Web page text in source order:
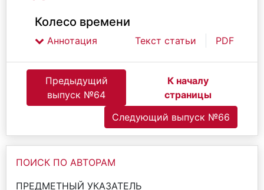
Колесо времени
Аннотация Текст статьи PDF
Предыдущий
выпуск №64
К началу
страницы
Следующий выпуск №66
ПОИСК ПО АВТОРАМ
ПРЕДМЕТНЫЙ УКАЗАТЕЛЬ